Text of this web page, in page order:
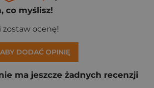
co myślisz!
ocenę!
DODAĆ OPINIĘ
ma jeszcze żadnych recenzji